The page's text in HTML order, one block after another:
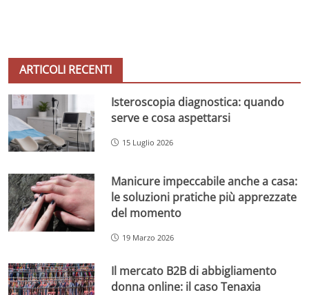
ARTICOLI RECENTI
Isteroscopia diagnostica: quando
serve e cosa aspettarsi
15 Luglio 2026
Manicure impeccabile anche a casa:
le soluzioni pratiche più apprezzate
del momento
19 Marzo 2026
Il mercato B2B di abbigliamento
donna online: il caso Tenaxia